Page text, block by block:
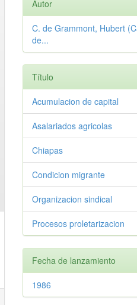
Autor
C. de Grammont, Hubert
de...
Título
Acumulacion de capital
Asalariados agricolas
Chiapas
Condicion migrante
Organizacion sindical
Procesos proletarizacion
Fecha de lanzamiento
1986